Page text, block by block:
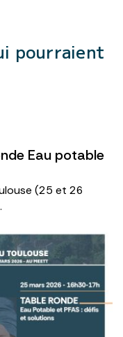
pourraient
Eau potable
(25 et 26